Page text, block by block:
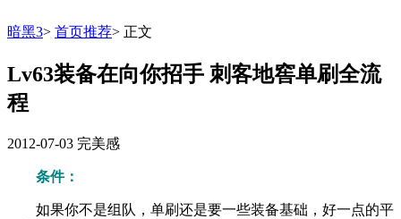
暗黑3> 首页推荐> 正文
Lv63装备在向你招手 刺客地窖单刷全流
程
2012-07-03 完美感
条件：
如果你不是组队，单刷还是要一些装备基础，好一点的平